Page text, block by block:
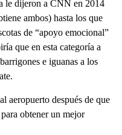
le dijeron a CNN en 2014
ambos) hasta los que
de “apoyo emocional”
que en esta categoría a
e iguanas a los
aeropuerto después de que
obtener un mejor